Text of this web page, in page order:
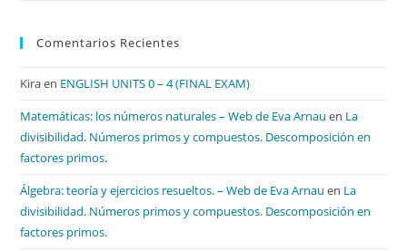
Comentarios Recientes
Kiraen ENGLISH UNITS 0 – 4 (FINAL EXAM)
Matemáticas: los números naturales – Web de Eva Arnau en La
divisibilidad. Números primos y compuestos. Descomposición en
factores primos.
Álgebra: teoría y ejercicios resueltos. – Web de Eva Arnau en La
divisibilidad. Números primos y compuestos. Descomposición en
factores primos.